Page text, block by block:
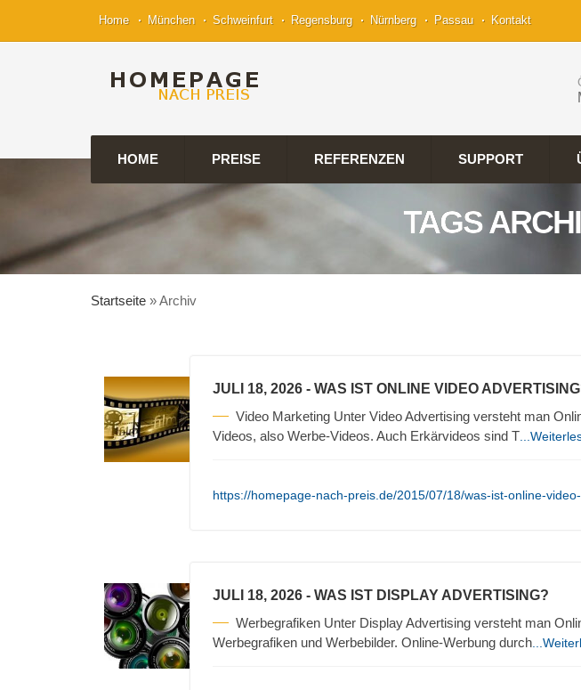
Home München Schweinfurt Regensburg Nürnberg Passau Kontakt
HOME PREISE REFERENZEN SUPPORT
TAGS
Startseite »Archiv
JULI 18, 2026 - WAS IST ONLINE VIDEO
Video Marketing Unter Video Advertising versteht man
Videos, also Werbe-Videos. Auch Erkärvideos sind T
https://homepage-nach-preis.de/2015/07/18/was-ist-online-
JULI 18, 2026 - WAS IST DISPLAY ADVERTISING?
Werbegrafiken Unter Display Advertising versteht man
Werbegrafiken und Werbebilder. Online-Werbung durch